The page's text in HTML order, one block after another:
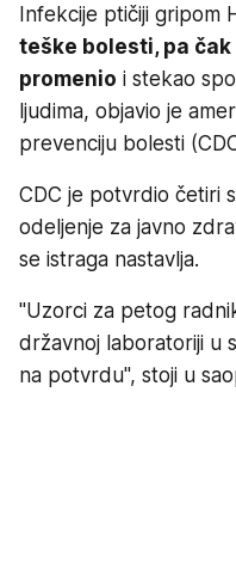
Infekcije ptičiji gripom
teške bolesti, pa
promenio i stekao
ljudima, objavio je
prevenciju bolesti
CDC je potvrdio četiri
odeljenje za javno
se istraga nastavlja.
"Uzorci za petog
državnoj laboratoriji u
na potvrdu", stoji u